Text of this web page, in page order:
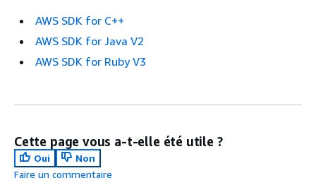
AWS SDK for C++
AWS SDK for Java V2
AWS SDK for Ruby V3
Cette page vous a-t-elle été utile ?
Oui
Non
Faire un commentaire